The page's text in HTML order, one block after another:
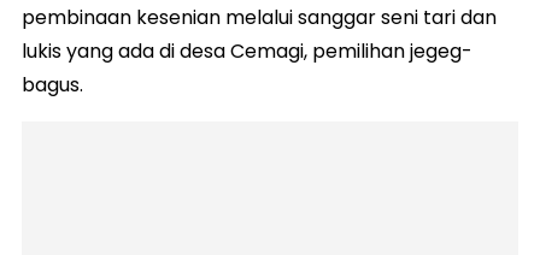
pembinaan kesenian melalui sanggar seni tari dan
lukis yang ada di desa Cemagi, pemilihan jegeg-
bagus.